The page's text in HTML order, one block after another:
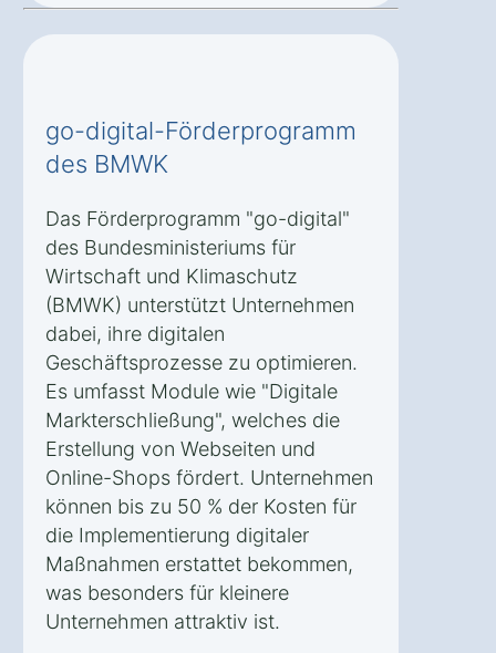
go-digital-Förderprogramm
des BMWK
Das Förderprogramm "go-digital"
des Bundesministeriums für
Wirtschaft und Klimaschutz
(BMWK) unterstützt Unternehmen
dabei, ihre digitalen
Geschäftsprozesse zu optimieren.
Es umfasst Module wie "Digitale
Markterschließung", welches die
Erstellung von Webseiten und
Online-Shops fördert. Unternehmen
können bis zu 50 % der Kosten für
die Implementierung digitaler
Maßnahmen erstattet bekommen,
was besonders für kleinere
Unternehmen attraktiv ist.